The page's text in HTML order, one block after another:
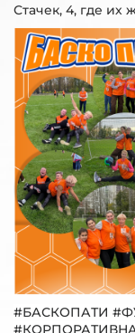
Стачек, 4, где их
#БАСКОПАТИ